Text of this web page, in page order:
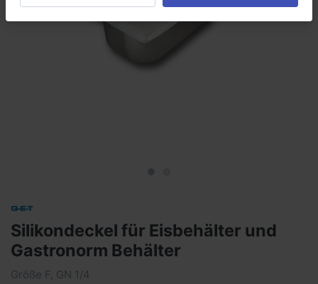
Silikondeckel für Eisbehälter und
Gastronorm Behälter
Größe F, GN 1/4